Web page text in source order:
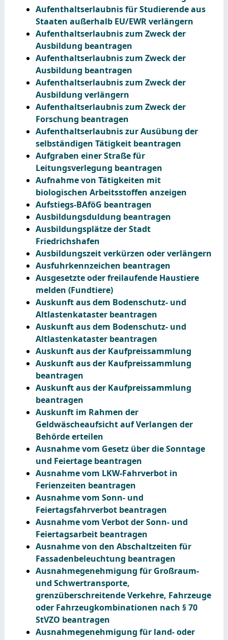
Aufenthaltserlaubnis für Studierende aus
Staaten außerhalb EU/EWR verlängern
Aufenthaltserlaubnis zum Zweck der
Ausbildung beantragen
Aufenthaltserlaubnis zum Zweck der
Ausbildung beantragen
Aufenthaltserlaubnis zum Zweck der
Ausbildung verlängern
Aufenthaltserlaubnis zum Zweck der
Forschung beantragen
Aufenthaltserlaubnis zur Ausübung der
selbständigen Tätigkeit beantragen
Aufgraben einer Straße für
Leitungsverlegung beantragen
Aufnahme von Tätigkeiten mit
biologischen Arbeitsstoffen anzeigen
Aufstiegs-BAföG beantragen
Ausbildungsduldung beantragen
Ausbildungsplätze der Stadt
Friedrichshafen
Ausbildungszeit verkürzen oder verlängern
Ausfuhrkennzeichen beantragen
Ausgesetzte oder freilaufende Haustiere
melden (Fundtiere)
Auskunft aus dem Bodenschutz- und
Altlastenkataster beantragen
Auskunft aus dem Bodenschutz- und
Altlastenkataster beantragen
Auskunft aus der Kaufpreissammlung
Auskunft aus der Kaufpreissammlung
beantragen
Auskunft aus der Kaufpreissammlung
beantragen
Auskunft im Rahmen der
Geldwäscheaufsicht auf Verlangen der
Behörde erteilen
Ausnahme vom Gesetz über die Sonntage
und Feiertage beantragen
Ausnahme vom LKW-Fahrverbot in
Ferienzeiten beantragen
Ausnahme vom Sonn- und
Feiertagsfahrverbot beantragen
Ausnahme vom Verbot der Sonn- und
Feiertagsarbeit beantragen
Ausnahme von den Abschaltzeiten für
Fassadenbeleuchtung beantragen
Ausnahmegenehmigung für Großraum-
und Schwertransporte,
grenzüberschreitende Verkehre, Fahrzeuge
oder Fahrzeugkombinationen nach § 70
StVZO beantragen
Ausnahmegenehmigung für land- oder